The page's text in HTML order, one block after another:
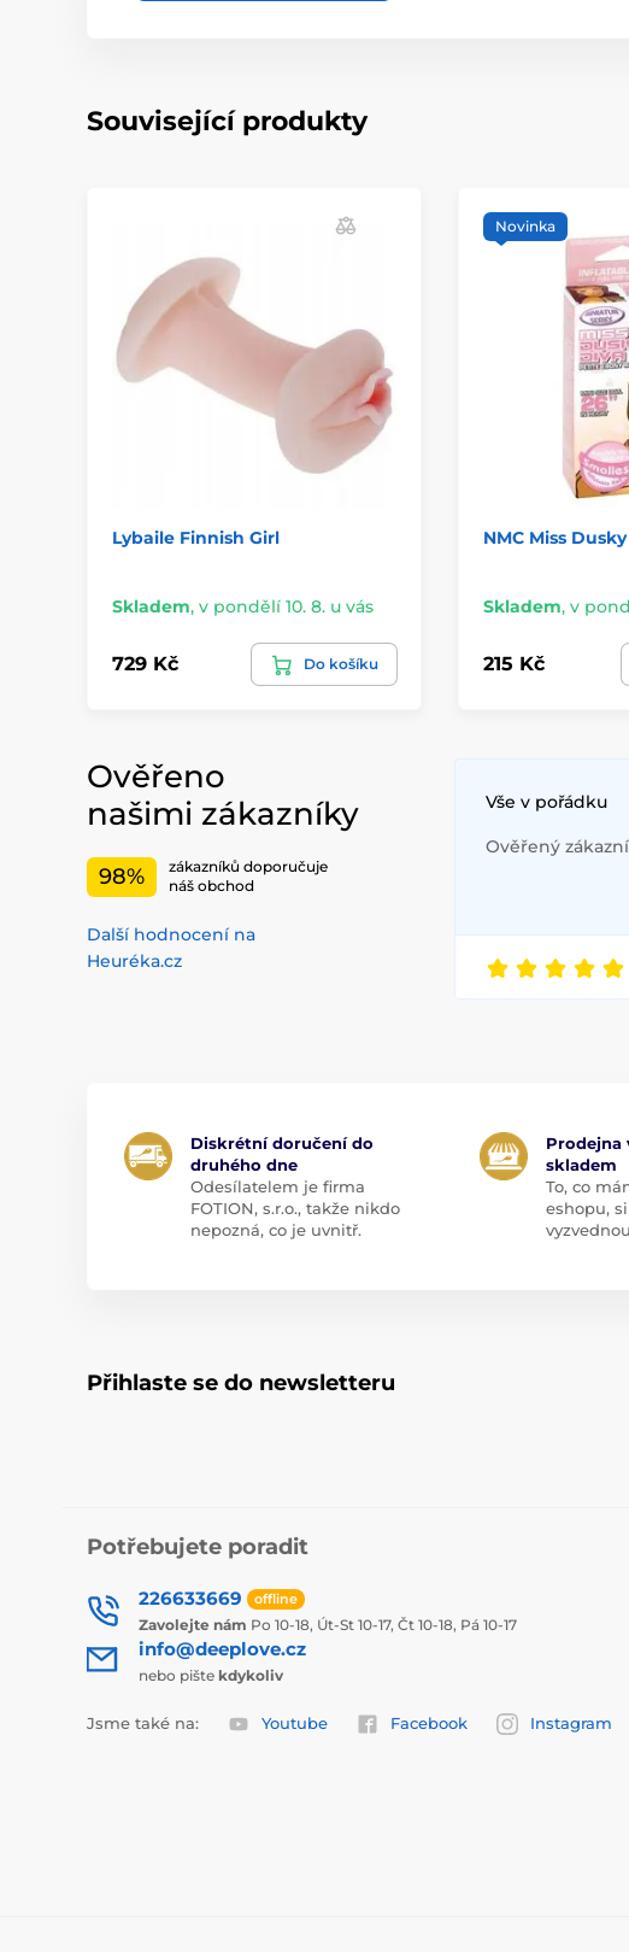
Související produkty
Lybaile Finnish Girl
Skladem, v pondělí 10. 8. u vás
729 Kč Do košíku
Novinka
NMC Miss
Skladem, v
215 Kč
Ověřeno
našimi zákazníky
98%
zákazníků doporučuje
náš obchod
Další hodnocení na
Heuréka.cz
Vše v pořádku
Ověřený
Diskrétní doručení do
druhého dne
Odesílatelem je firma
FOTION, s.r.o., takže nikdo
nepozná, co je uvnitř.
Prodejna
skladem
To, co
eshopu,
Přihlaste se do newsletteru
Potřebujete poradit
226633669 offline
Zavolejte nám Po 10-18, Út-St 10-17, Čt 10-18, Pá 10-17
info@deeplove.cz
nebo pište kdykoliv
Jsme také na: Youtube Facebook Instagram